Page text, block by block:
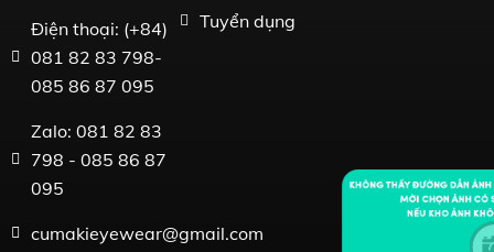
Điện thoại: (+84)
081 82 83 798-
085 86 87 095
Zalo: 081 82 83
798 - 085 86 87
095
cumakieyewear@gmail.com
Tuyển dụng